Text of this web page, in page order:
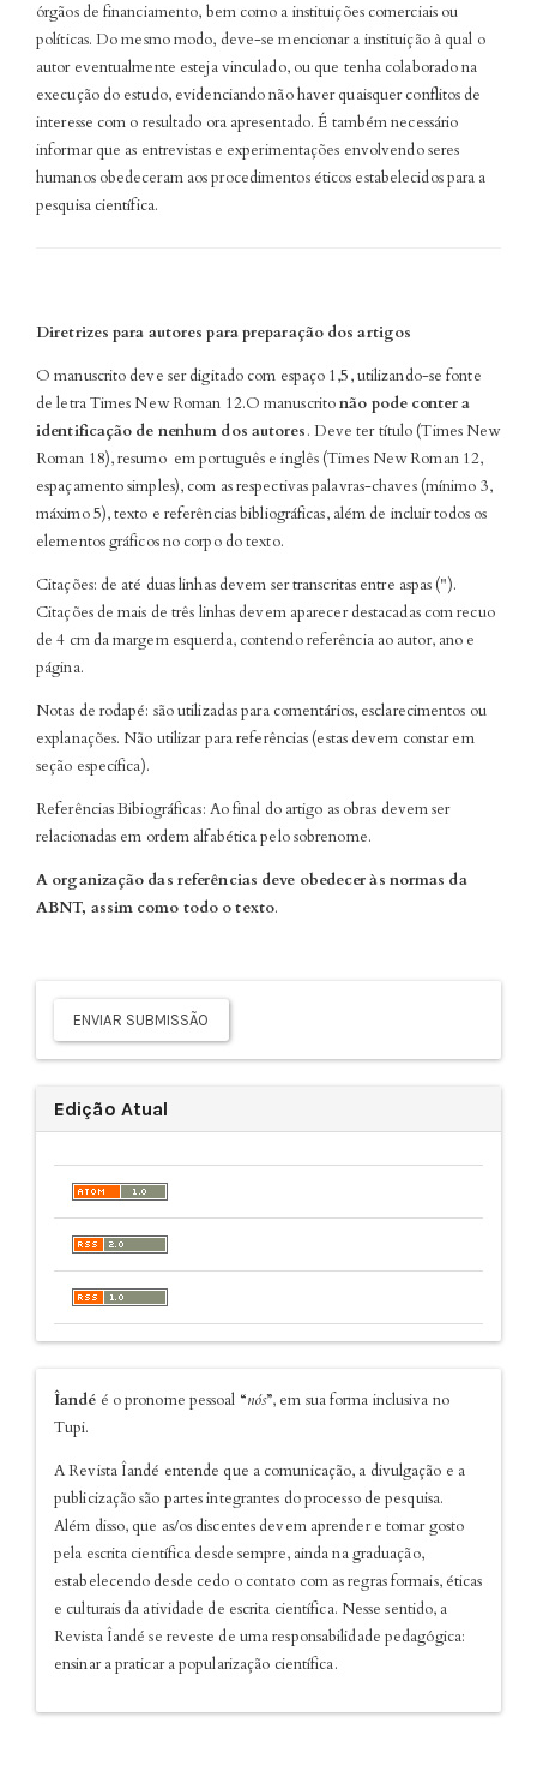
órgãos de financiamento, bem como a instituições comerciais ou
políticas. Do mesmo modo, deve-se mencionar a instituição à qual o
autor eventualmente esteja vinculado, ou que tenha colaborado na
execução do estudo, evidenciando não haver quaisquer conflitos de
interesse com o resultado ora apresentado. É também necessário
informar que as entrevistas e experimentações envolvendo seres
humanos obedeceram aos procedimentos éticos estabelecidos para a
pesquisa científica.
Diretrizes para autores para preparação dos artigos
O manuscrito deve ser digitado com espaço 1,5, utilizando-se fonte
de letra Times New Roman 12.O manuscritonão pode conter a
identificação de nenhum dos autores. Deve ter título (Times New
Roman 18), resumo em português e inglês (Times New Roman 12,
espaçamento simples), com as respectivas palavras-chaves (mínimo 3,
máximo 5), texto e referências bibliográficas, além de incluir todos os
elementos gráficos no corpo do texto.
Citações: de até duas linhas devem ser transcritas entre aspas (").
Citações de mais de três linhas devem aparecer destacadas com recuo
de 4 cm da margem esquerda, contendo referência ao autor, ano e
página.
Notas de rodapé: são utilizadas para comentários, esclarecimentos ou
explanações. Não utilizar para referências (estas devem constar em
seção específica).
Referências Bibiográficas: Ao final do artigo as obras devem ser
relacionadas em ordem alfabética pelo sobrenome.
A organização das referências deve obedecer às normas da
ABNT, assim como todo o texto.
Submissão
ENVIAR SUBMISSÃO
Edição Atual
sobre
Îandé é o pronome pessoal “nós”, em sua forma inclusiva no
Tupi.
A Revista Îandé entende que a comunicação, a divulgação e a
publicização são partes integrantes do processo de pesquisa.
Além disso, que as/os discentes devem aprender e tomar gosto
pela escrita científica desde sempre, ainda na graduação,
estabelecendo desde cedo o contato com as regras formais, éticas
e culturais da atividade de escrita científica. Nesse sentido, a
Revista Îandé se reveste de uma responsabilidade pedagógica:
ensinar a praticar a popularização científica.